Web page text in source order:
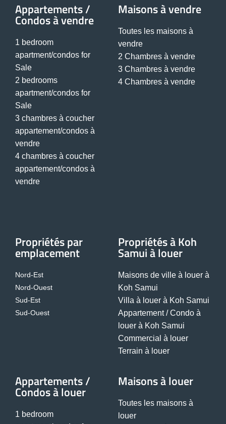
Appartements /
Condos à vendre
1 bedroom
apartment/condos for
Sale
2 bedrooms
apartment/condos for
Sale
3 chambres à coucher
appartement/condos à
vendre
4 chambres à coucher
appartement/condos à
vendre
Maisons à vendre
Toutes les maisons à
vendre
2 Chambres à vendre
3 Chambres à vendre
4 Chambres à vendre
Propriétés par
emplacement
Nord-Est
Nord-Ouest
Sud-Est
Sud-Ouest
Propriétés à Koh
Samui à louer
Maisons de ville à louer à
Koh Samui
Villa à louer à Koh Samui
Appartement / Condo à
louer à Koh Samui
Commercial à louer
Terrain à louer
Appartements /
Condos à louer
1 bedroom
Maisons à louer
Toutes les maisons à
louer